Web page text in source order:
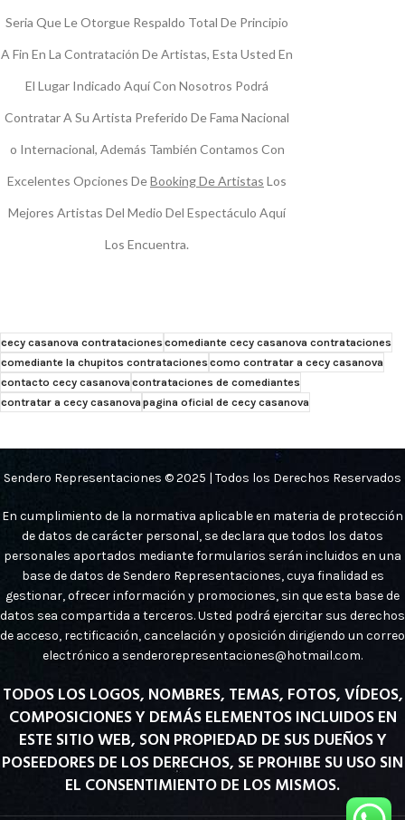
Seria Que Le Otorgue Respaldo Total De Principio
A Fin En La Contratación De Artistas, Esta Usted En
El Lugar Indicado Aquí Con Nosotros Podrá
Contratar A Su Artista Preferido De Fama Nacional
o Internacional, Además También Contamos Con
Excelentes Opciones DeBooking De Artistas Los
Mejores Artistas Del Medio Del Espectáculo Aquí
Los Encuentra.
cecy casanova contratacionescomediante cecy casanova contrataciones
comediante la chupitos contratacionescomo contratar a cecy casanova
contacto cecy casanova contrataciones de comediantes
contratar a cecy casanova pagina oficial de cecy casanova
Sendero Representaciones © 2025 | Todos los Derechos Reservados
En cumplimiento de la normativa aplicable en materia de protección
de datos de carácter personal, se declara que todos los datos
personales aportados mediante formularios serán incluidos en una
base de datos de Sendero Representaciones, cuya finalidad es
gestionar, ofrecer información y promociones, sin que esta base de
datos sea compartida a terceros. Usted podrá ejercitar sus derechos
de acceso, rectificación, cancelación y oposición dirigiendo un correo
electrónico a senderorepresentaciones@hotmail.com.
TODOS LOS LOGOS, NOMBRES, TEMAS, FOTOS, VÍDEOS,
COMPOSICIONES Y DEMÁS ELEMENTOS INCLUIDOS EN
ESTE SITIO WEB, SON PROPIEDAD DE SUS DUEÑOS Y
POSEEDORES DE LOS DERECHOS, SE PROHIBE SU USO SIN
EL CONSENTIMIENTO DE LOS MISMOS.